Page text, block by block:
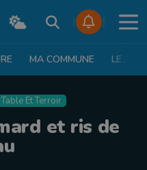
MA COMMUNE LE JT
Table Et Terroir
et ris de